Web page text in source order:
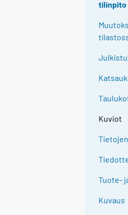
tilinpito
Kuviot
Tuote-
Kuvaus